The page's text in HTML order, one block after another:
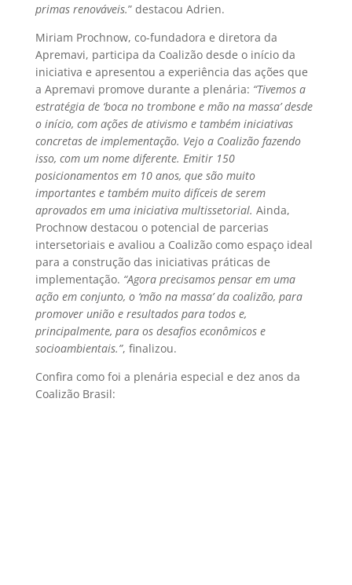
primas renováveis.” destacou Adrien.
Miriam Prochnow, co-fundadora e diretora da
Apremavi, participa da Coalizão desde o início da
iniciativa e apresentou a experiência das ações que
a Apremavi promove durante a plenária: “Tivemos a
estratégia de ‘boca no trombone e mão na massa’ desde
o início, com ações de ativismo e também iniciativas
concretas de implementação. Vejo a Coalizão fazendo
isso, com um nome diferente. Emitir 150
posicionamentos em 10 anos, que são muito
importantes e também muito difíceis de serem
aprovados em uma iniciativa multissetorial. Ainda,
Prochnow destacou o potencial de parcerias
intersetoriais e avaliou a Coalizão como espaço ideal
para a construção das iniciativas práticas de
implementação. “Agora precisamos pensar em uma
ação em conjunto, o ‘mão na massa’ da coalizão, para
promover união e resultados para todos e,
principalmente, para os desafios econômicos e
socioambientais.”, finalizou.
Confira como foi a plenária especial e dez anos da
Coalizão Brasil: